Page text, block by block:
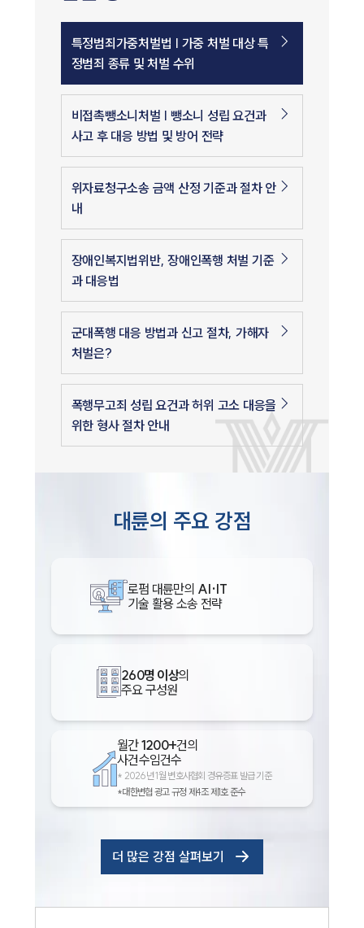
특정범죄가중처벌법 | 가중 처벌 대상 특
정범죄 종류 및 처벌 수위
비접촉뺑소니처벌 | 뺑소니 성립 요건과
사고 후 대응 방법 및 방어 전략
위자료청구소송 금액 산정 기준과 절차 안
내
장애인복지법위반, 장애인폭행 처벌 기준
과 대응법
군대폭행 대응 방법과 신고 절차, 가해자
처벌은?
폭행무고죄 성립 요건과 허위 고소 대응을
위한 형사 절차 안내
대륜의 주요 강점
로펌 대륜만의 AI·IT
기술 활용 소송 전략
260명 이상의
주요 구성원
월간1200+건의
사건수임건수
* 2026년 1월 변호사협회 경유증표 발급 기준
*대한변협 광고 규정 제4조 제1호 준수
더 많은 강점 살펴보기